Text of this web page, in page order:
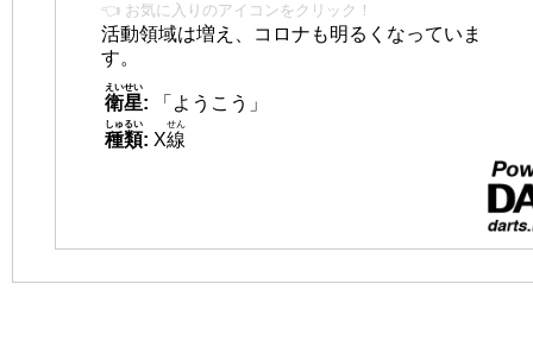
👈 お気に入りのアイコンをクリック！
活動領域は増え、コロナも明るくなっていま
す。
衛星
えいせい
:
「ようこう」
種類
しゅるい
: X線
せん